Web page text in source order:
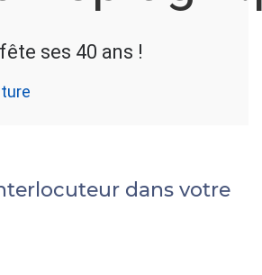
ses 40 ans !
dans votre